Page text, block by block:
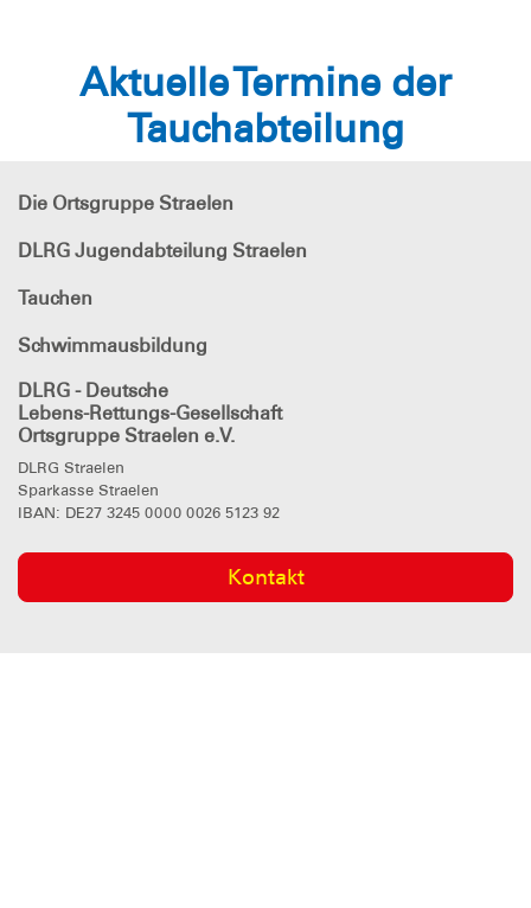
Aktuelle Termine der
Tauchabteilung
Die Ortsgruppe Straelen
DLRG Jugendabteilung Straelen
Tauchen
Schwimmausbildung
DLRG - Deutsche
Lebens-Rettungs-Gesellschaft
Ortsgruppe Straelen e.V.
DLRG Straelen
Sparkasse Straelen
IBAN: DE27 3245 0000 0026 5123 92
Kontakt